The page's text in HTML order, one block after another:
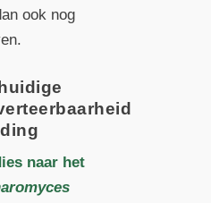
ook nog
naar het